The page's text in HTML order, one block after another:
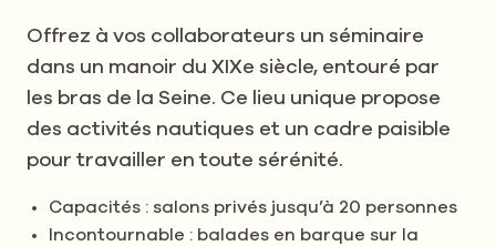
Offrez à vos collaborateurs un séminaire
dans un manoir du XIXe siècle, entouré par
les bras de la Seine. Ce lieu unique propose
des activités nautiques et un cadre paisible
pour travailler en toute sérénité.
Capacités : salons privés jusqu’à 20 personnes
Incontournable : balades en barque sur la